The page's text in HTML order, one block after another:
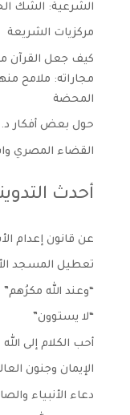
الشرعية: الشك
مركزيات الشريعة
كيف جعل القرآن
مجاراته: ملامح
المحضة
حول بعض أفكار د.
القضاء المصري
أحدث
عن قانون إعدام
تعطيل المسجد
“وعند الله مكرُهم”
“لا يستوون”
أحب الكلام إلى الله
الإيمان وجنون
دعاء الأنبياء